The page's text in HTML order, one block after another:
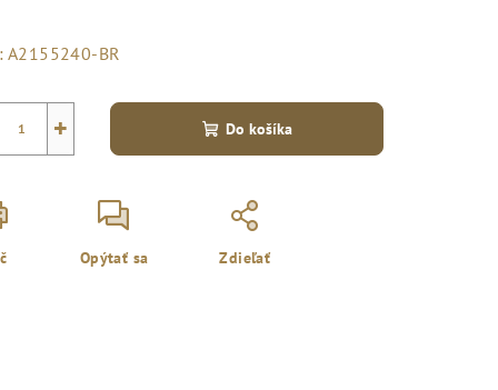
A2155240-BR
+ Do košíka
Opýtať sa Zdieľať